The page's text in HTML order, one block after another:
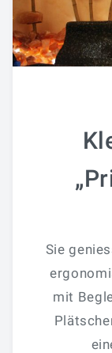
Sie
mit